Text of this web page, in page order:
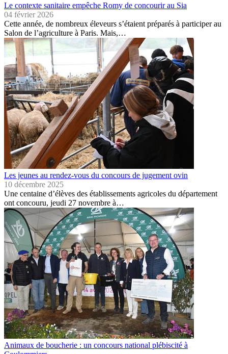
Le contexte sanitaire empêche Romy de concourir au Sia
04 février 2026
Cette année, de nombreux éleveurs s’étaient préparés à participer au
Salon de l’agriculture à Paris. Mais,…
Les jeunes au rendez-vous du concours de jugement ovin
10 décembre 2025
Une centaine d’élèves des établissements agricoles du département
ont concouru, jeudi 27 novembre à…
Animaux de boucherie : un concours national plébiscité à